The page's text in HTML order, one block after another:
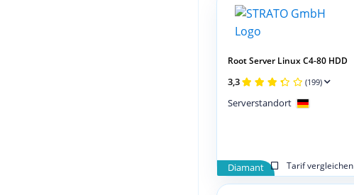
Diamant
Tarif vergleichen
Root Server Linux C4-80 HDD
3,3 (199)
Serverstandort